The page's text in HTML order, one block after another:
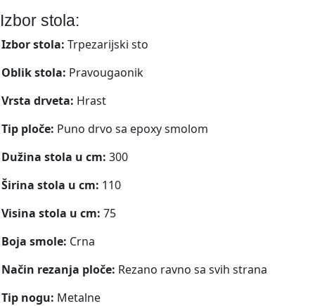
Izbor stola:
Izbor stola: Trpezarijski sto
Oblik stola: Pravougaonik
Vrsta drveta: Hrast
Tip ploče: Puno drvo sa epoxy smolom
Dužina stola u cm: 300
Širina stola u cm: 110
Visina stola u cm: 75
Boja smole: Crna
Način rezanja ploče: Rezano ravno sa svih strana
Tip nogu: Metalne